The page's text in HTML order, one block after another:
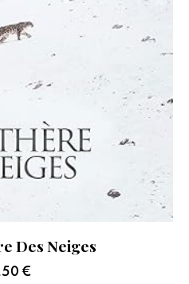
Des Neiges
€